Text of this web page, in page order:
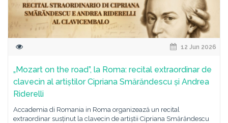
12 Jun 2026
„Mozart on the road”, la Roma: recital extraordinar de
clavecin al artiștilor Cipriana Smărăndescu și Andrea
Riderelli
Accademia di Romania in Roma organizează un recital
extraordinar susținut la clavecin de artiștii Cipriana Smărăndescu